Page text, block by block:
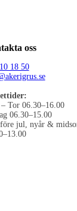
oss
18 50
Tor 06.30–16.00
06.30–15.00
jul, nyår &